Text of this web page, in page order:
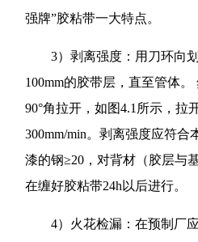
强牌”胶粘带一大特点。
3）剥离强度：用刀环向划
100mm的胶带层，直至管体
90°角拉开，如图4.1所示，拉
300mm/min。剥离强度应符
漆的钢≥20，对背材（胶层与
在缠好胶粘带24h以后进行。
4）火花检漏：在预制厂应